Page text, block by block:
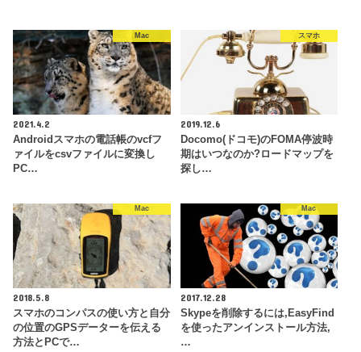
Mac
2021.4.2
Androidスマホの電話帳のvcfフ
ァイルをcsvファイルに変換し
PC…
スマホ
2019.12.6
Docomo(ドコモ)のFOMA停波時
期はいつなのか?ロードマップを
探し…
Mac
2018.5.8
スマホのコンパスの使い方と自分
の位置のGPSデーターを伝える
方法とPCで…
Mac
2017.12.28
Skypeを削除するには,EasyFind
を使ったアンインストール方法,
…